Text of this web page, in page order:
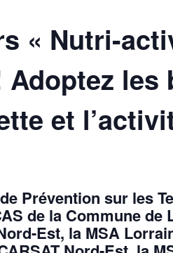
« Nutri-
les
et
Prévention sur les
de la Commune de
Est, la MSA